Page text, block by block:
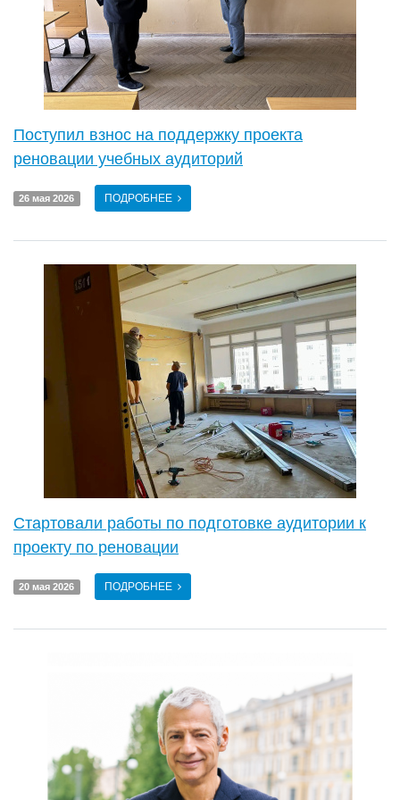
Поступил взнос на поддержку проекта
реновации учебных аудиторий
26 мая 2026 ПОДРОБНЕЕ
Стартовали работы по подготовке аудитории к
проекту по реновации
20 мая 2026 ПОДРОБНЕЕ